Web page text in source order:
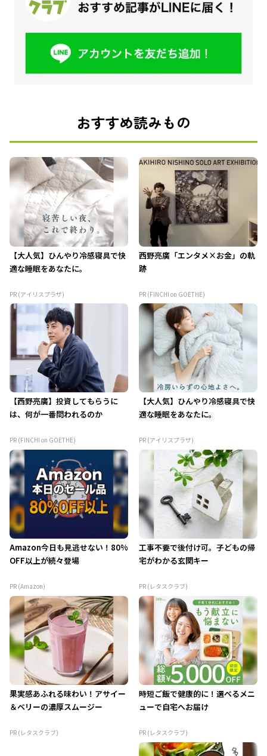
おすすめ読みもの
【大人気】ひんやり冷感寝具で快
適な睡眠をあなたに。
PR (アイリスプラザ)
西野亮廣「エンタメ×お金」の軌
跡
PR (FINCHI on GOETHE)
【西野亮廣】投資してもらうに
は、何が一番問われるのか
PR (FINCHI on GOETHE)
【大人気】ひんやり冷感寝具で快
適な睡眠をあなたに。
PR (アイリスプラザ)
Amazon今日も見逃せない！80%
OFF以上が続々登場
PR (Amazon)
工事不要で後付け可。子どもの帰
宅がわかる玄関キー
PR (レタスクラブ)
果実感あふれる味わい！アサイー
＆ベリーの濃厚スムージー
PR (レタスクラブ)
時短ご飯で健康的に！選べるメニ
ューで自宅へお届け
PR (レタスクラブ)